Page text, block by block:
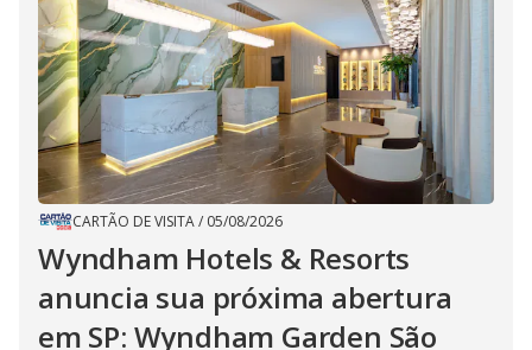
CARTÃO DE VISITA/ 05/08/2026
Wyndham Hotels & Resorts
anuncia sua próxima abertura
em SP: Wyndham Garden São